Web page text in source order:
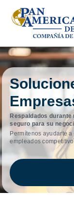
Respaldados
seguro para su
Permítenos ayudarte
empleados